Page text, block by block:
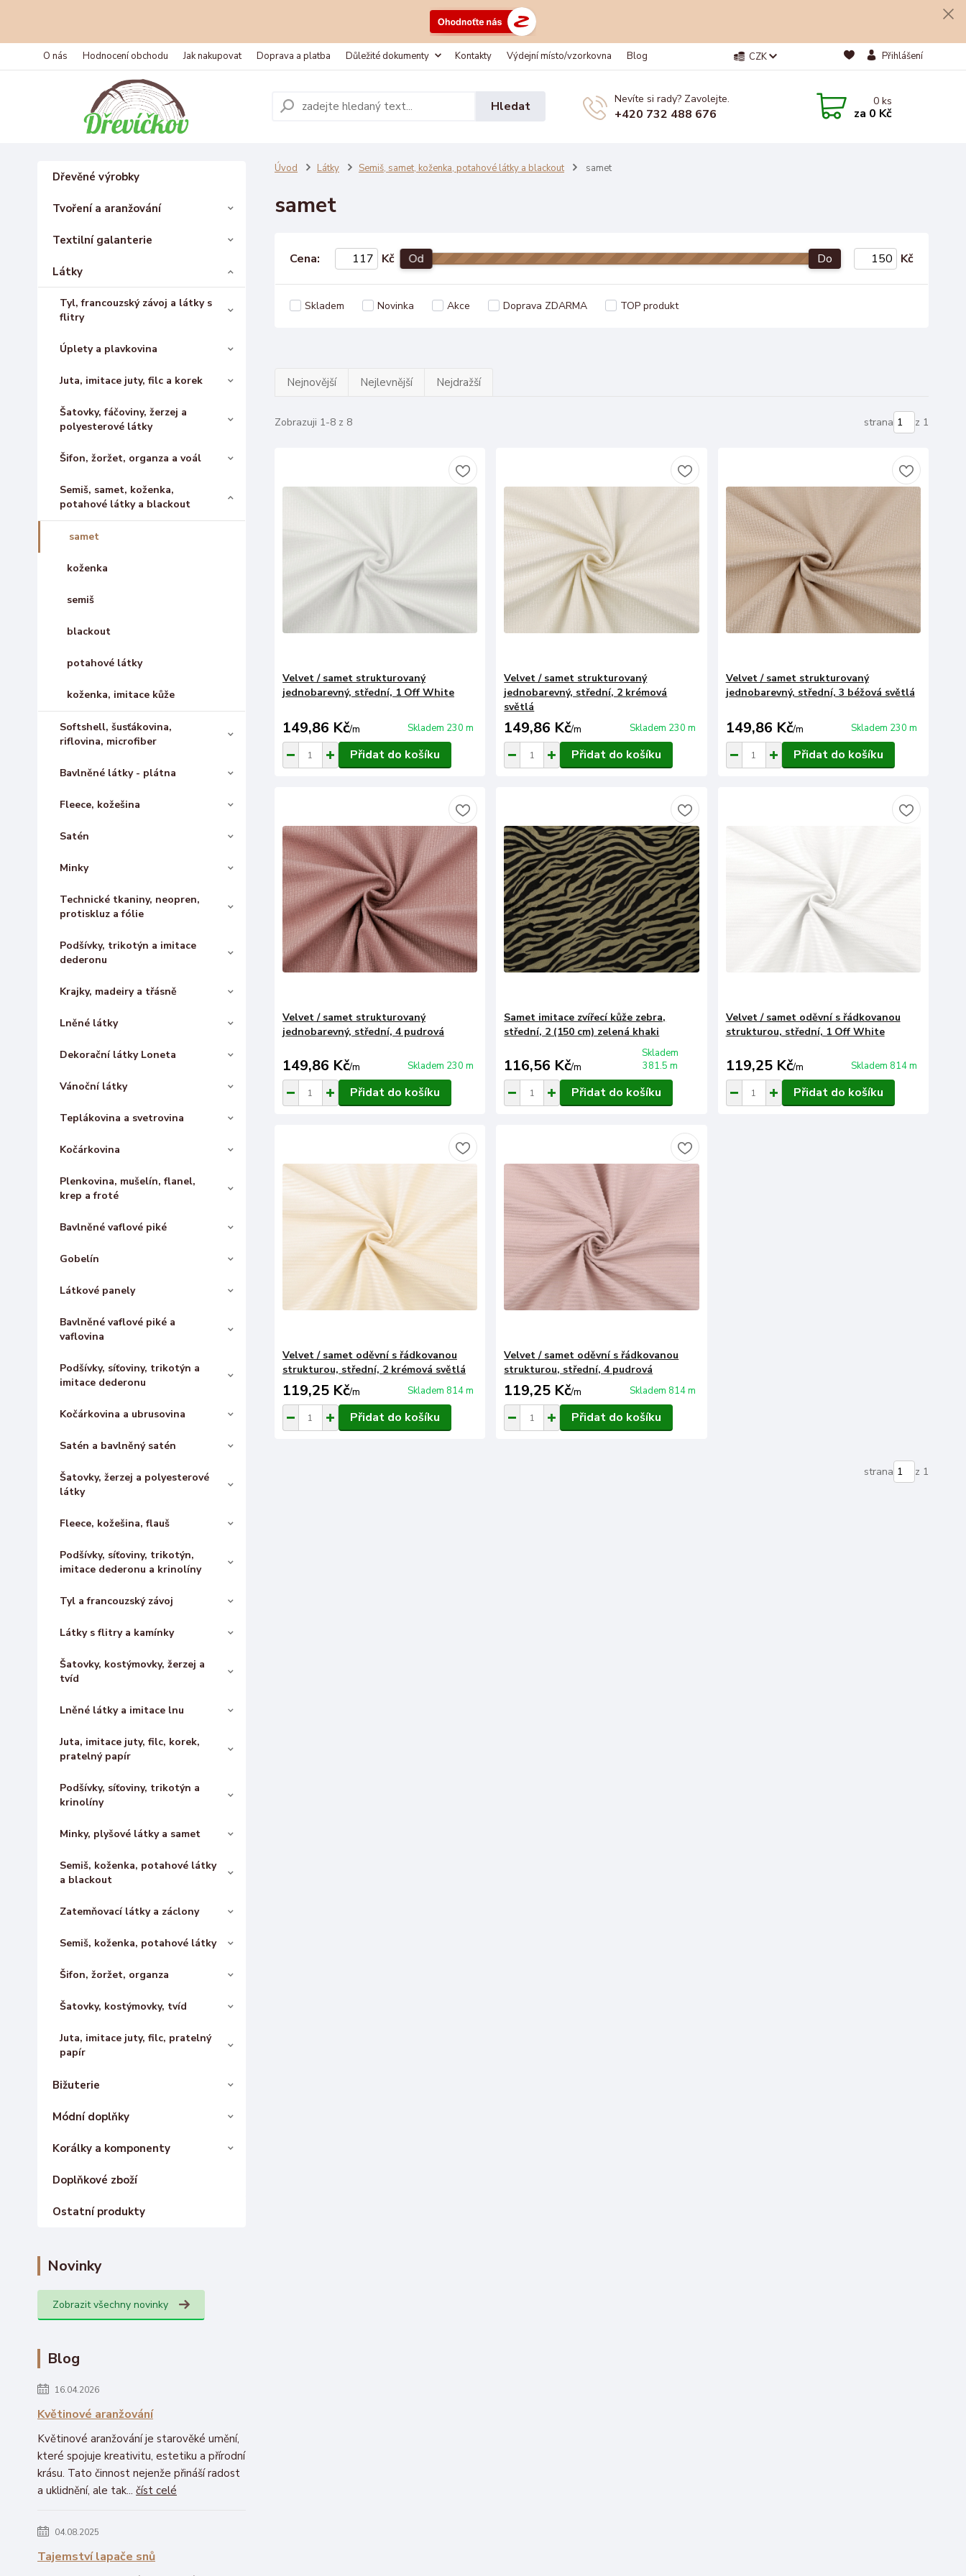
O nás Hodnocení obchodu Jak nakupovat Doprava a platba Důležité dokumenty Kontakty Výdejní místo/vzorkovna Blog CZK Přihlášení
Hledat Nevíte si rady? Zavolejte.
+420 732 488 676
0ks
za 0 Kč
Dřevěné výrobky
Tvoření a aranžování
Textilní galanterie
Látky
Tyl, francouzský závoj a látky s
flitry
Úplety a plavkovina
Juta, imitace juty, filc a korek
Šatovky, fáčoviny, žerzej a
polyesterové látky
Šifon, žoržet, organza a voál
Semiš, samet, koženka,
potahové látky a blackout
samet
koženka
semiš
blackout
potahové látky
koženka, imitace kůže
Softshell, šusťákovina,
riflovina, microfiber
Bavlněné látky - plátna
Fleece, kožešina
Satén
Minky
Technické tkaniny, neopren,
protiskluz a fólie
Podšívky, trikotýn a imitace
dederonu
Krajky, madeiry a třásně
Lněné látky
Dekorační látky Loneta
Vánoční látky
Teplákovina a svetrovina
Kočárkovina
Plenkovina, mušelín, flanel,
krep a froté
Bavlněné vaflové piké
Gobelín
Látkové panely
Bavlněné vaflové piké a
vaflovina
Podšívky, síťoviny, trikotýn a
imitace dederonu
Kočárkovina a ubrusovina
Satén a bavlněný satén
Šatovky, žerzej a polyesterové
látky
Fleece, kožešina, flauš
Podšívky, síťoviny, trikotýn,
imitace dederonu a krinolíny
Tyl a francouzský závoj
Látky s flitry a kamínky
Šatovky, kostýmovky, žerzej a
tvíd
Lněné látky a imitace lnu
Juta, imitace juty, filc, korek,
pratelný papír
Podšívky, síťoviny, trikotýn a
krinolíny
Minky, plyšové látky a samet
Semiš, koženka, potahové látky
a blackout
Zatemňovací látky a záclony
Semiš, koženka, potahové látky
Šifon, žoržet, organza
Šatovky, kostýmovky, tvíd
Juta, imitace juty, filc, pratelný
papír
Bižuterie
Módní doplňky
Korálky a komponenty
Doplňkové zboží
Ostatní produkty
Novinky
Zobrazit všechny novinky
Blog
16.04.2026
Květinové aranžování
Květinové aranžování je starověké umění,
které spojuje kreativitu, estetiku a přírodní
krásu. Tato činnost nejenže přináší radost
a uklidnění, ale tak... číst celé
04.08.2025
Tajemství lapače snů
Úvod Látky Semiš, samet, koženka, potahové látky a blackout samet
samet
Cena: Kč Od Do Kč
Skladem Novinka Akce Doprava ZDARMA TOP produkt
Nejnovější Nejlevnější Nejdražší
Zobrazuji 1-8 z 8 strana z 1
Velvet / samet strukturovaný
jednobarevný, střední, 1 Off White
149,86 Kč/m Skladem 230 m
Přidat do košíku
Velvet / samet strukturovaný
jednobarevný, střední, 2 krémová
světlá
149,86 Kč/m Skladem 230 m
Přidat do košíku
Velvet / samet strukturovaný
jednobarevný, střední, 3 béžová světlá
149,86 Kč/m Skladem 230 m
Přidat do košíku
Velvet / samet strukturovaný
jednobarevný, střední, 4 pudrová
149,86 Kč/m Skladem 230 m
Přidat do košíku
Samet imitace zvířecí kůže zebra,
střední, 2 (150 cm) zelená khaki
116,56 Kč/m
Skladem
381.5 m
Přidat do košíku
Velvet / samet oděvní s řádkovanou
strukturou, střední, 1 Off White
119,25 Kč/m Skladem 814 m
Přidat do košíku
Velvet / samet oděvní s řádkovanou
strukturou, střední, 2 krémová světlá
119,25 Kč/m Skladem 814 m
Přidat do košíku
Velvet / samet oděvní s řádkovanou
strukturou, střední, 4 pudrová
119,25 Kč/m Skladem 814 m
Přidat do košíku
strana z 1